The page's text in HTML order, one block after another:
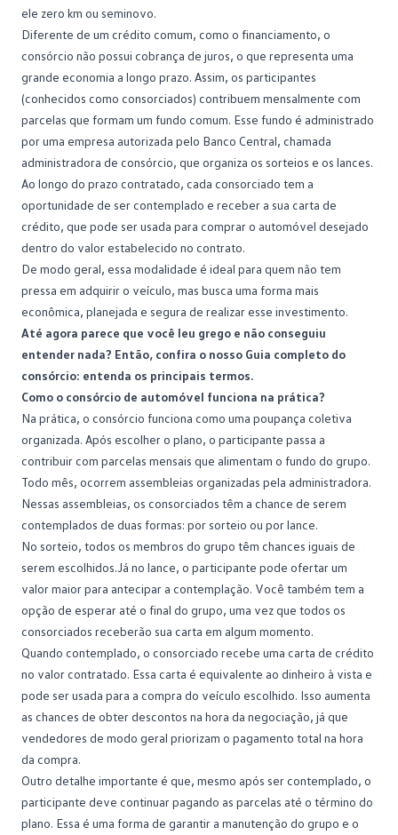
ele zero km ou seminovo.
Diferente de um crédito comum, como o financiamento, o
consórcio não possui cobrança de juros, o que representa uma
grande economia a longo prazo. Assim, os participantes
(conhecidos como consorciados) contribuem mensalmente com
parcelas que formam um fundo comum. Esse fundo é administrado
por uma empresa autorizada pelo Banco Central, chamada
administradora de consórcio, que organiza os sorteios e os lances.
Ao longo do prazo contratado, cada consorciado tem a
oportunidade de ser contemplado e receber a sua carta de
crédito, que pode ser usada para comprar o automóvel desejado
dentro do valor estabelecido no contrato.
De modo geral, essa modalidade é ideal para quem não tem
pressa em adquirir o veículo, mas busca uma forma mais
econômica, planejada e segura de realizar esse investimento.
Até agora parece que você leu grego e não conseguiu
entender nada? Então, confira o nosso Guia completo do
consórcio: entenda os principais termos.
Como o consórcio de automóvel funciona na prática?
Na prática, o consórcio funciona como uma poupança coletiva
organizada. Após escolher o plano, o participante passa a
contribuir com parcelas mensais que alimentam o fundo do grupo.
Todo mês, ocorrem assembleias organizadas pela administradora.
Nessas assembleias, os consorciados têm a chance de serem
contemplados de duas formas: por sorteio ou por lance.
No sorteio, todos os membros do grupo têm chances iguais de
serem escolhidos.Já no lance, o participante pode ofertar um
valor maior para antecipar a contemplação. Você também tem a
opção de esperar até o final do grupo, uma vez que todos os
consorciados receberão sua carta em algum momento.
Quando contemplado, o consorciado recebe uma carta de crédito
no valor contratado. Essa carta é equivalente ao dinheiro à vista e
pode ser usada para a compra do veículo escolhido. Isso aumenta
as chances de obter descontos na hora da negociação, já que
vendedores de modo geral priorizam o pagamento total na hora
da compra.
Outro detalhe importante é que, mesmo após ser contemplado, o
participante deve continuar pagando as parcelas até o término do
plano. Essa é uma forma de garantir a manutenção do grupo e o